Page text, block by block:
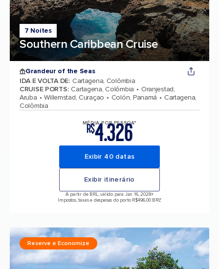
7 Noites
Southern Caribbean Cruise
Grandeur of the Seas
IDA E VOLTA DE: Cartagena, Colômbia
CRUISE PORTS: Cartagena, Colômbia
Oranjestad,
Aruba
Willemstad, Curaçao Colón, Panamá
Cartagena,
Colômbia
MÉDIA POR PESSOA*
R$4.326
Exibir 40 datas
Exibir itinerário
A partir de BRL, válido para Jan 16, 2028+
Impostos, taxas e despesas do porto R$496,00 BRL*
Reserve e Economize